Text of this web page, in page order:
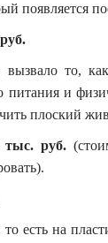
появляется
вызвало то,
и
плоский
тыс. руб.
то есть на